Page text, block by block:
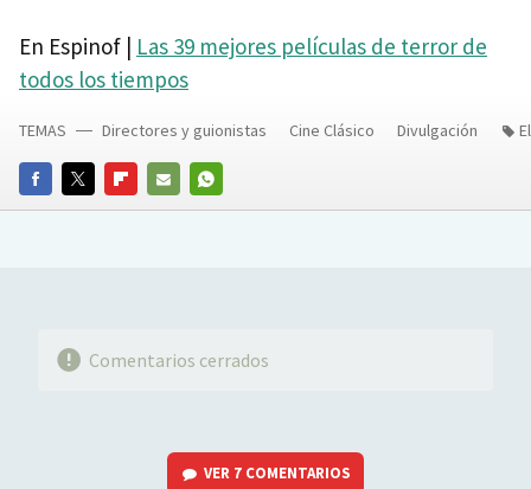
En Espinof | Las 39 mejores películas de terror de
todos los tiempos
FACEBOOKTWITTERFLIPBOARD
E-
WHATSAPP
TEMAS Directores y guionistas Cine Clásico Divulgación
Comentarios cerrados
VER 7 COMENTARIOS